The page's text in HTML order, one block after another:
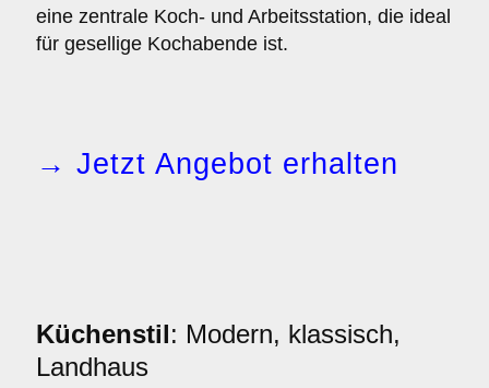
eine zentrale Koch- und Arbeitsstation, die ideal
für gesellige Kochabende ist.
→ Jetzt Angebot erhalten
Küchenstil: Modern, klassisch,
Landhaus